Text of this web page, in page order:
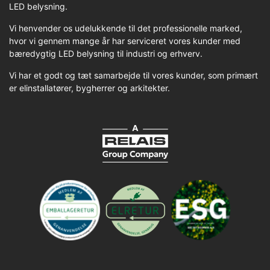
LED belysning.
Vi henvender os udelukkende til det professionelle marked,
hvor vi gennem mange år har serviceret vores kunder med
bæredygtig LED belysning til industri og erhverv.
Vi har et godt og tæt samarbejde til vores kunder, som primært
er elinstallatører, bygherrer og arkitekter.